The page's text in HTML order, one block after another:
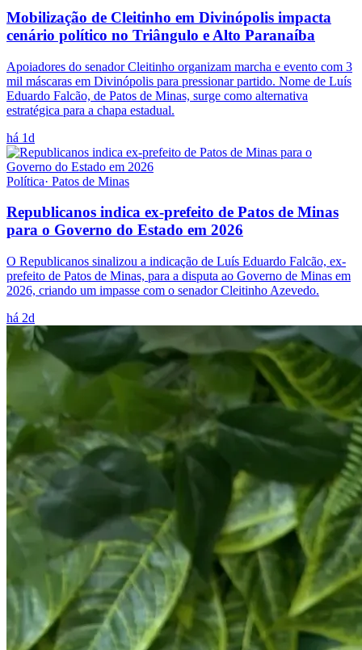
Mobilização de Cleitinho em Divinópolis impacta
cenário político no Triângulo e Alto Paranaíba
Apoiadores do senador Cleitinho organizam marcha e evento com 3
mil máscaras em Divinópolis para pressionar partido. Nome de Luís
Eduardo Falcão, de Patos de Minas, surge como alternativa
estratégica para a chapa estadual.
há 1d
Política· Patos de Minas
Republicanos indica ex-prefeito de Patos de Minas
para o Governo do Estado em 2026
O Republicanos sinalizou a indicação de Luís Eduardo Falcão, ex-
prefeito de Patos de Minas, para a disputa ao Governo de Minas em
2026, criando um impasse com o senador Cleitinho Azevedo.
há 2d